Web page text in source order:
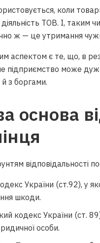
коли
ТОВ. І, таким
ж — це утримання
аспектом є те, що, в
підприємство може
з боргами.
основа
відповідальності
України (ст.92), у
шкоди.
кодекс України (ст.
особи.